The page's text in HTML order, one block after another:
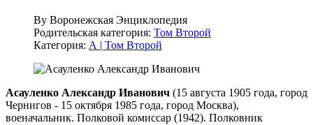
By Воронежская Энциклопедия
Родительская категория: Том Второй
Категория: А | Том Второй
Асауленко Александр Иванович (15 августа 1905 года, город
Чернигов - 15 октября 1985 года, город Москва),
военачальник. Полковой комиссар (1942). Полковник